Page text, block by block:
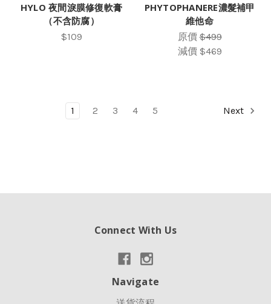
HYLO 夜間淚膜修復軟膏
（不含防腐）
$109
PHYTOPHANERE濃髮補甲
維他命
原價$499
減價 $469
1 2 3 4 5 Next
Connect With Us
Navigate